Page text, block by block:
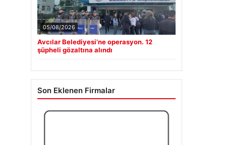
05/08/2026
Avcılar Belediyesi’ne operasyon. 12
şüpheli gözaltına alındı
Son Eklenen Firmalar